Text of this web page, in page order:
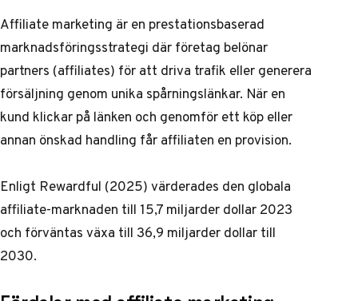
Affiliate marketing är en prestationsbaserad
marknadsföringsstrategi där företag belönar
partners (affiliates) för att driva trafik eller generera
försäljning genom unika spårningslänkar. När en
kund klickar på länken och genomför ett köp eller
annan önskad handling får affiliaten en provision.
Enligt Rewardful (2025)värderades den globala
affiliate-marknaden till 15,7 miljarder dollar 2023
och förväntas växa till 36,9 miljarder dollar till
2030.